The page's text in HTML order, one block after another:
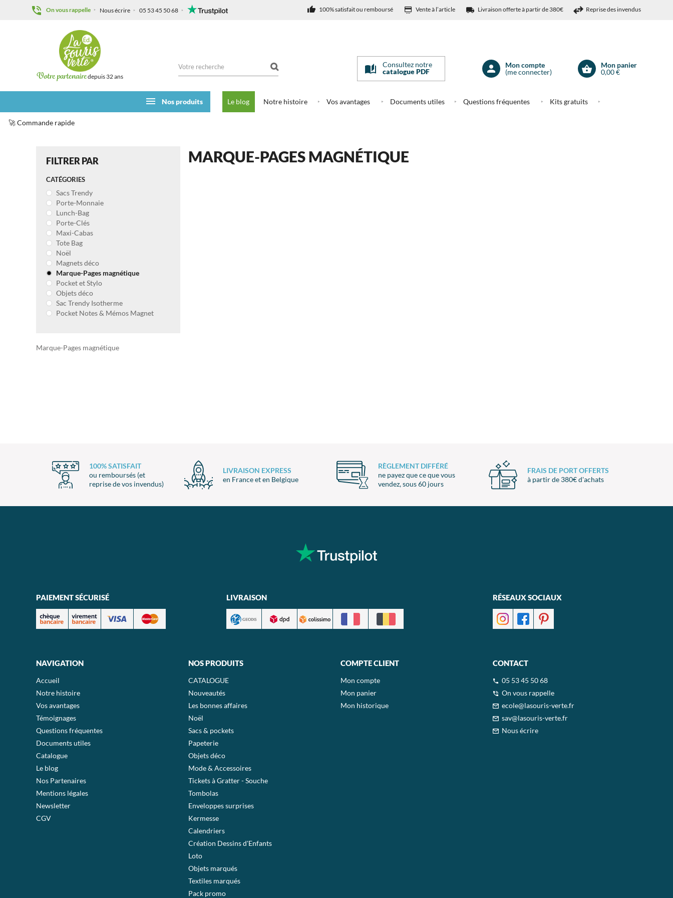
On vous rappelle Nous écrire 05 53 45 50 68 100% satisfait ou remboursé Vente à l’article Livraison offerte à partir de 380€ Reprise des invendus
Votre partenairedepuis 32 ans
Mon panier
0,00 €
Mon
Mon compte
(me connecter)
Nos produits Le blog Notre histoire Vos avantages Documents utiles Questions fréquentes Kits gratuits
🚀 Commande rapide
Consultez notre
catalogue PDF
Accueil Nouveautés
FILTRER PAR
CATÉGORIES
Sacs Trendy
Porte-Monnaie
Lunch-Bag
Porte-Clés
Maxi-Cabas
Tote Bag
Noël
Magnets déco
Marque-Pages magnétique
Pocket et Stylo
Objets déco
Sac Trendy Isotherme
Pocket Notes & Mémos Magnet
Marque-Pages magnétique
MARQUE-PAGES MAGNÉTIQUE
100% SATISFAIT
ou remboursés (et
reprise de vos invendus)
LIVRAISON EXPRESS
en France et en Belgique
RÈGLEMENT DIFFÉRÉ
ne payez que ce que vous
vendez, sous 60 jours
FRAIS DE PORT OFFERTS
à partir de 380€ d'achats
PAIEMENT SÉCURISÉ LIVRAISON RÉSEAUX SOCIAUX
NAVIGATION
Accueil
Notre histoire
Vos avantages
Témoignages
Questions fréquentes
Documents utiles
Catalogue
Le blog
Nos Partenaires
Mentions légales
Newsletter
CGV
NOS PRODUITS
CATALOGUE
Nouveautés
Les bonnes affaires
Noël
Sacs & pockets
Papeterie
Objets déco
Mode & Accessoires
Tickets à Gratter - Souche
Tombolas
Enveloppes surprises
Kermesse
Calendriers
Création Dessins d'Enfants
Loto
Objets marqués
Textiles marqués
Pack promo
COMPTE CLIENT
Mon compte
Mon panier
Mon historique
CONTACT
05 53 45 50 68
On vous rappelle
ecole@lasouris-verte.fr
sav@lasouris-verte.fr
Nous écrire